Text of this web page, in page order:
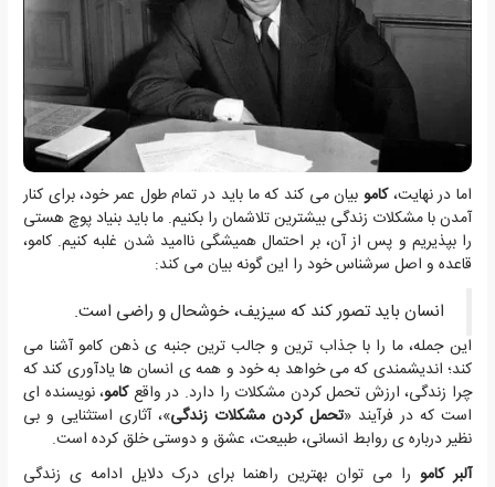
اما در نهایت،کامو بیان می کند که ما باید در تمام طول عمر خود، برای کنار
آمدن با مشکلات زندگی بیشترین تلاشمان را بکنیم. ما باید بنیاد پوچ هستی
را بپذیریم و پس از آن، بر احتمال همیشگی ناامید شدن غلبه کنیم. کامو،
قاعده و اصل سرشناس خود را این گونه بیان می کند:
انسان باید تصور کند که سیزیف، خوشحال و راضی است.
این جمله، ما را با جذاب ترین و جالب ترین جنبه ی ذهن کامو آشنا می
کند؛ اندیشمندی که می خواهد به خود و همه ی انسان ها یادآوری کند که
چرا زندگی، ارزش تحمل کردن مشکلات را دارد. در واقعکامو، نویسنده ای
است که در فرآیند «تحمل کردن مشکلات زندگی»، آثاری استثنایی و بی
نظیر درباره ی روابط انسانی، طبیعت، عشق و دوستی خلق کرده است.
آلبر کامو را می توان بهترین راهنما برای درک دلایل ادامه ی زندگی